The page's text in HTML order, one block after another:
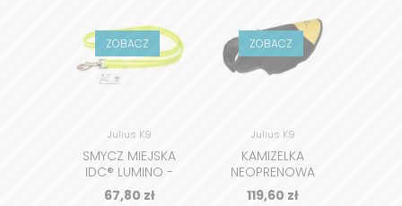
ZOBACZ
Julius K9
SMYCZ MIEJSKA
IDC® LUMINO -
1,2M
67,80 zł
ZOBACZ
Julius K9
KAMIZELKA
NEOPRENOWA
IDC® DLA PSA
119,60 zł